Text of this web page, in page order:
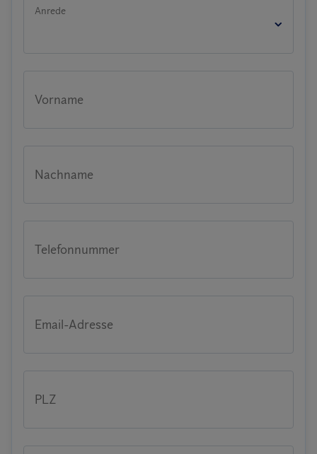
Anrede
Vorname
Nachname
Telefonnummer
Email-Adresse
PLZ